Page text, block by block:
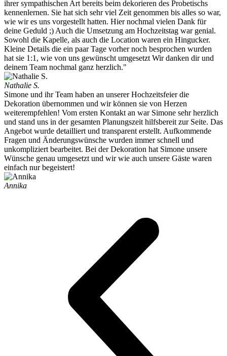
ihrer sympathischen Art bereits beim dekorieren des Probetischs
kennenlernen. Sie hat sich sehr viel Zeit genommen bis alles so war,
wie wir es uns vorgestellt hatten. Hier nochmal vielen Dank für
deine Geduld ;) Auch die Umsetzung am Hochzeitstag war genial.
Sowohl die Kapelle, als auch die Location waren ein Hingucker.
Kleine Details die ein paar Tage vorher noch besprochen wurden
hat sie 1:1, wie von uns gewünscht umgesetzt Wir danken dir und
deinem Team nochmal ganz herzlich."
Nathalie S.
Simone und ihr Team haben an unserer Hochzeitsfeier die
Dekoration übernommen und wir können sie von Herzen
weiterempfehlen! Vom ersten Kontakt an war Simone sehr herzlich
und stand uns in der gesamten Planungszeit hilfsbereit zur Seite. Das
Angebot wurde detailliert und transparent erstellt. Aufkommende
Fragen und Änderungswünsche wurden immer schnell und
unkompliziert bearbeitet. Bei der Dekoration hat Simone unsere
Wünsche genau umgesetzt und wir wie auch unsere Gäste waren
einfach nur begeistert!
Annika